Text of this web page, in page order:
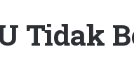
Tidak